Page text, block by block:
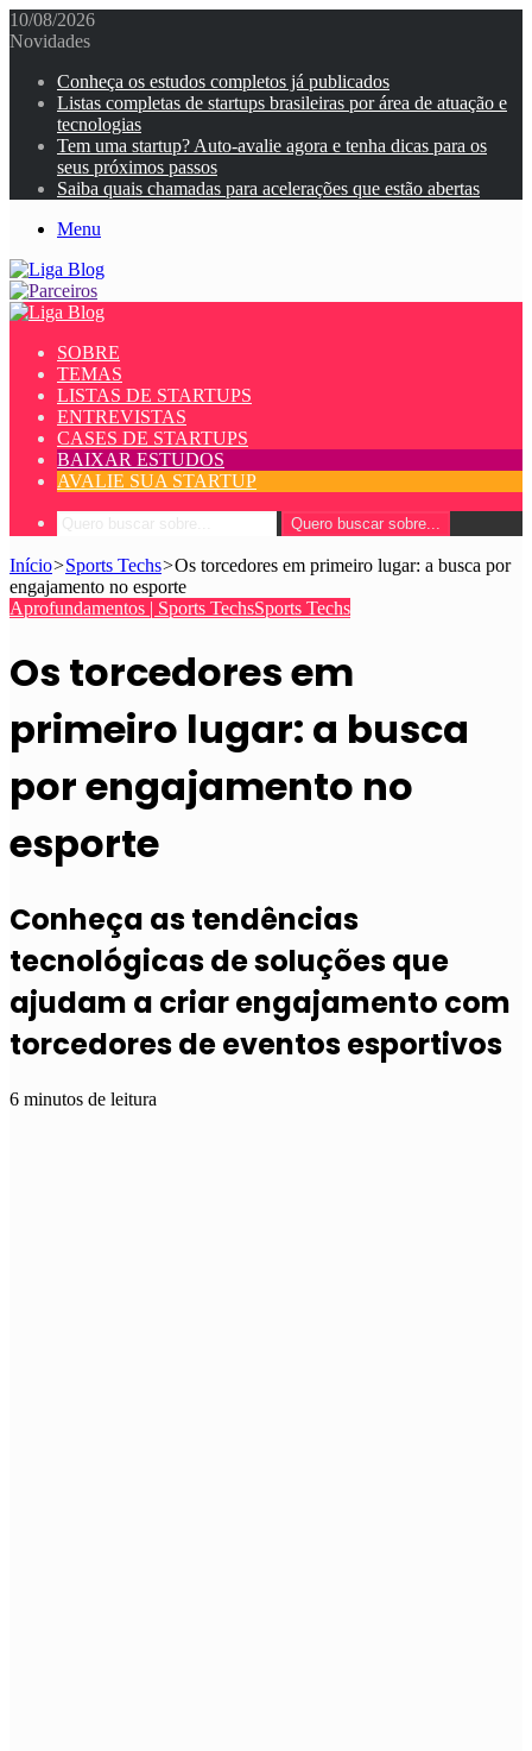
10/08/2026
Novidades
Conheça os estudos completos já publicados
Listas completas de startups brasileiras por área de atuação e
tecnologias
Tem uma startup? Auto-avalie agora e tenha dicas para os
seus próximos passos
Saiba quais chamadas para acelerações que estão abertas
Menu
SOBRE
TEMAS
LISTAS DE STARTUPS
ENTREVISTAS
CASES DE STARTUPS
BAIXAR ESTUDOS
AVALIE SUA STARTUP
Quero buscar sobre...
Início>Sports Techs>Os torcedores em primeiro lugar: a busca por
engajamento no esporte
Aprofundamentos | Sports TechsSports Techs
Os torcedores em
primeiro lugar: a busca
por engajamento no
esporte
Conheça as tendências
tecnológicas de soluções que
ajudam a criar engajamento com
torcedores de eventos esportivos
6 minutos de leitura